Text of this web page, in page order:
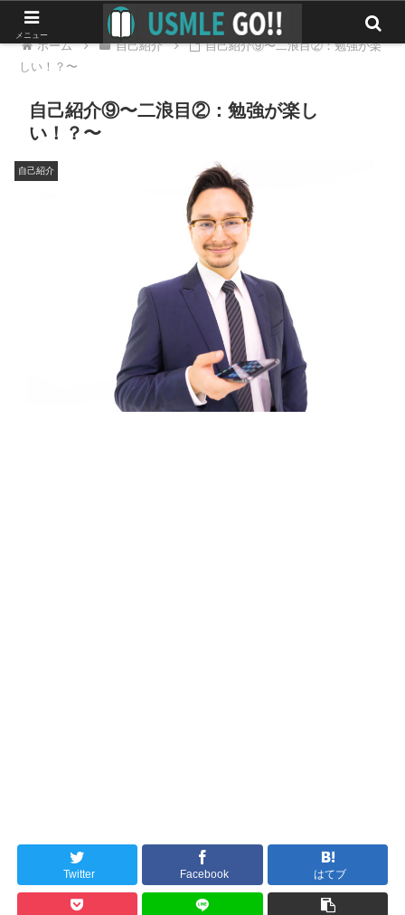
ホーム 自己紹介
自己紹介⑨〜二浪目②：勉強が楽
しい！？〜
自己紹介⑨〜二浪目②：勉強が楽し
い！？〜
自己紹介
Twitter Facebook はてブ
メニュー